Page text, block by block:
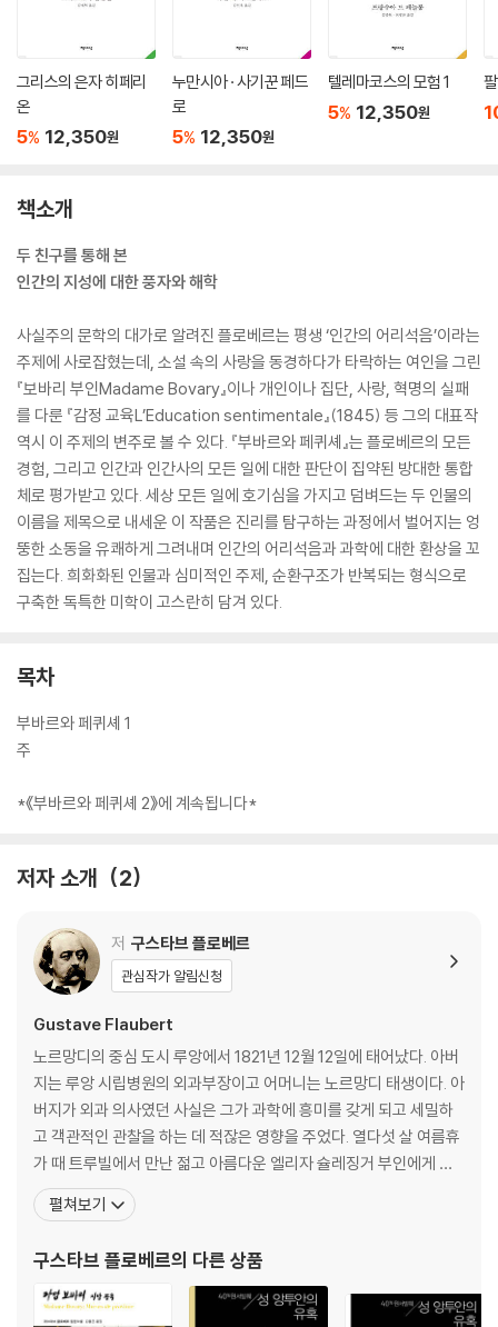
그리스의 은자 히페리
온
5% 12,350원
누만시아 · 사기꾼 페드
로
5% 12,350원
텔레마코스의 모험 1
5% 12,350원
책소개
두 친구를 통해 본
인간의 지성에 대한 풍자와 해학
사실주의 문학의 대가로 알려진 플로베르는 평생 ‘인간의 어리석음’이라는
주제에 사로잡혔는데, 소설 속의 사랑을 동경하다가 타락하는 여인을 그린
『보바리 부인Madame Bovary』이나 개인이나 집단, 사랑, 혁명의 실패
를 다룬 『감정 교육L’Education sentimentale』(1845) 등 그의 대표작
역시 이 주제의 변주로 볼 수 있다. 『부바르와 페퀴셰』는 플로베르의 모든
경험, 그리고 인간과 인간사의 모든 일에 대한 판단이 집약된 방대한 통합
체로 평가받고 있다. 세상 모든 일에 호기심을 가지고 덤벼드는 두 인물의
이름을 제목으로 내세운 이 작품은 진리를 탐구하는 과정에서 벌어지는 엉
뚱한 소동을 유쾌하게 그려내며 인간의 어리석음과 과학에 대한 환상을 꼬
집는다. 희화화된 인물과 심미적인 주제, 순환구조가 반복되는 형식으로
구축한 독특한 미학이 고스란히 담겨 있다.
목차
부바르와 페퀴셰 1
주
*《부바르와 페퀴셰 2》에 계속됩니다*
저자 소개 2
저 구스타브 플로베르
관심작가 알림신청
Gustave Flaubert
노르망디의 중심 도시 루앙에서 1821년 12월 12일에 태어났다. 아버
지는 루앙 시립병원의 외과부장이고 어머니는 노르망디 태생이다. 아
버지가 외과 의사였던 사실은 그가 과학에 흥미를 갖게 되고 세밀하
고 객관적인 관찰을 하는 데 적잖은 영향을 주었다. 열다섯 살 여름휴
가 때 트루빌에서 만난 젊고 아름다운 엘리자 슐레징거 부인에게 격
렬하고도 신비스러운 애정을 기울인다. 『감정교육』(1869)에서 마리
아르누 부인의 윤곽이 슐레징거 부인의 모습을 통하여 표현되어 있
만, 『감정교육』 초고 집필 중이던 1843년 10
펼쳐보기
구스타브 플로베르의 다른 상품